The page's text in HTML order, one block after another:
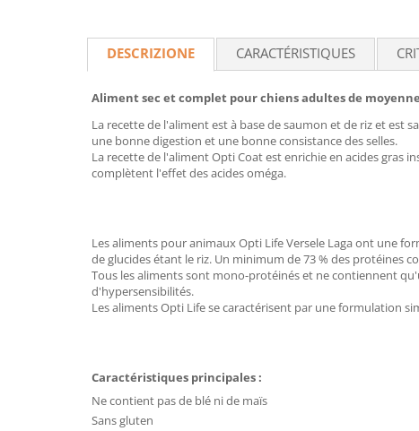
DESCRIZIONE CARACTÉRISTIQUES
Aliment sec et complet pour chiens adultes de
La recette de l'aliment est à base de saumon et de riz et est
une bonne digestion et une bonne consistance des selles.
La recette de l'aliment Opti Coat est enrichie en acides gras
complètent l'effet des acides oméga.
Les aliments pour animaux Opti Life Versele Laga ont une
de glucides étant le riz. Un minimum de 73 % des protéines
Tous les aliments sont mono-protéinés et ne contiennent
d'hypersensibilités.
Les aliments Opti Life se caractérisent par une formulation
Caractéristiques principales :
Ne contient pas de blé ni de maïs
Sans gluten